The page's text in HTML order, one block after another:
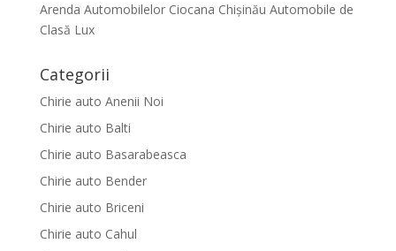
Arenda Automobilelor Ciocana Chișinău Automobile de
Clasă Lux
Categorii
Chirie auto Anenii Noi
Chirie auto Balti
Chirie auto Basarabeasca
Chirie auto Bender
Chirie auto Briceni
Chirie auto Cahul